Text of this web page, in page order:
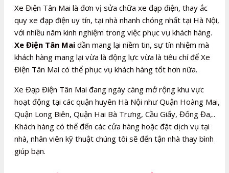
Xe Điện Tân Mai là đơn vị sửa chữa xe đạp điện, thay ắc
quy xe đạp điện uy tín, tại nhà nhanh chóng nhất tại Hà Nội,
với nhiều năm kinh nghiệm trong việc phục vụ khách hàng.
Xe Điện Tân Mai dần mang lại niềm tin, sự tín nhiệm mà
khách hàng mang lại vừa là động lực vừa là tiêu chí để Xe
Điện Tân Mai có thể phục vụ khách hàng tốt hơn nữa.
Xe Đạp Điện Tân Mai đang ngày càng mở rộng khu vực
hoạt động tại các quận huyên Hà Nội như Quận Hoàng Mai,
Quận Long Biên, Quận Hai Bà Trưng, Cầu Giấy, Đống Đa,..
Khách hàng có thể đến các cửa hàng hoặc đặt dịch vụ tại
nhà, nhân viên kỹ thuật chúng tôi sẽ đến tận nhà thay bình
giúp bạn.